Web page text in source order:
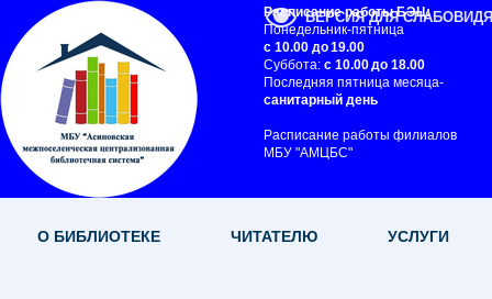
Расписание работы БЭЦ:
Понедельник-пятница
с 10.00 до 19.00
Суббота: с 10.00 до 18.00
Последняя пятница месяца-
санитарный день
Расписание работы филиалов
МБУ "АМЦБС"
ВЕРСИЯ ДЛЯ
О БИБЛИОТЕКЕ ЧИТАТЕЛЮ УСЛУГИ